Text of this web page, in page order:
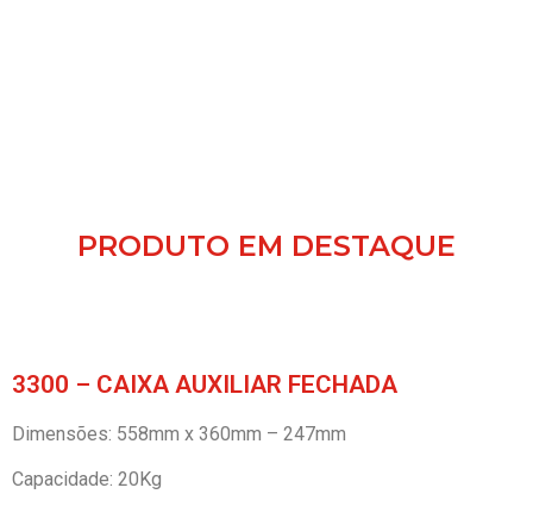
PRODUTO EM DESTAQUE
3300 – CAIXA AUXILIAR FECHADA
Dimensões: 558mm x 360mm – 247mm
Capacidade: 20Kg